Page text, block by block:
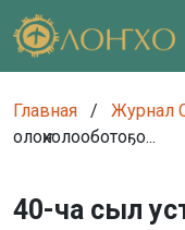
Главная / Журнал
олоҥхолооботоҕо...
40-ча сыл